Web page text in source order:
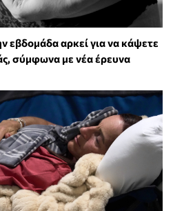
εβδομάδα αρκεί για να κάψετε
σύμφωνα με νέα έρευνα